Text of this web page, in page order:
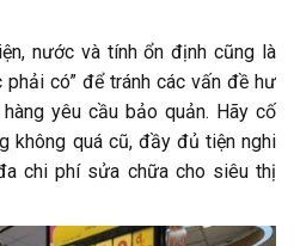
nước và tính ổn định cũng là
có” để tránh các vấn đề hư
yêu cầu bảo quản. Hãy cố
không quá cũ, đầy đủ tiện nghi
chi phí sửa chữa cho siêu thị